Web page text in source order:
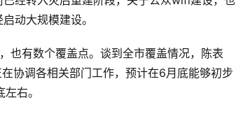
动大规模建设。
也有数个覆盖点。谈到全市覆盖情况，陈表
协调各相关部门工作，预计在6月底能够初步
右。